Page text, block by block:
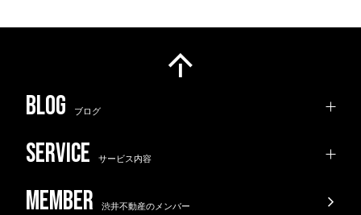
ブログ
サービス内容
渋井不動産のメンバー